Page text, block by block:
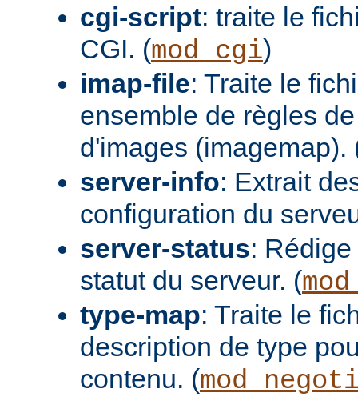
cgi-script: traite le
CGI. (mod_cgi)
imap-file: Traite le
ensemble de règles
d'images (imagemap).
server-info: Extrait
configuration du
server-status:
statut du serveur. (
type-map: Traite le
description de type
contenu. (